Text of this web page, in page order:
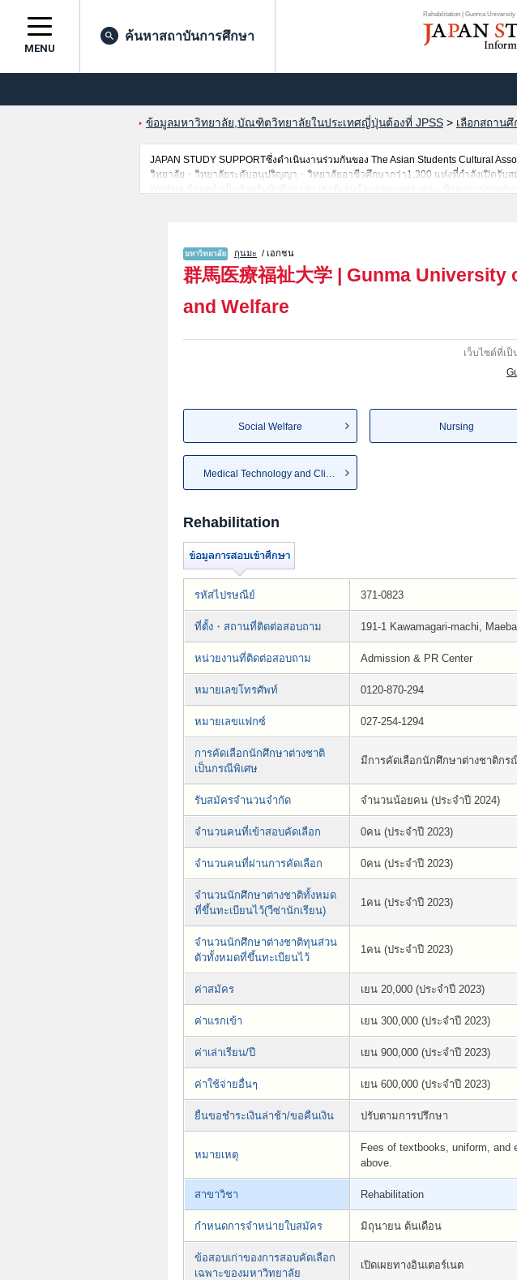
Rehabilitation | Gunma
MENU
ค้นหาสถาบันการศึกษา
ข้อมูลมหาวิทยาลัย,บัณฑิตวิทยาลัยในประเทศญี่ปุ่นต้องที่ JPSS > เลือกสถาน
JAPAN STUDY SUPPORTซึ่งดำเนินงานร่วมกันของ The Asian Students Cultural
วิทยาลัย・วิทยาลัยระดับอนุปริญญา・วิทยาลัยอาชีวศึกษากว่า1,300 แห่งที่กำลังเปิดรับ
Welfare,ข้อมูลจำเป็นสำหรับนักศึกษาต่างชาติเช่นข้อมูลของแต่ละคณะ,ข้อมูลการสอบคั
กุนมะ / เอกชน
群馬医療福祉大学 | Gunma University
and Welfare
เว็บไซต์ที่เป็
Social Welfare Nursing
Rehabilitation
รหัสไปรษณีย์ 371-0823
ที่ตั้ง・สถานที่ติดต่อสอบถาม 191-1 Kawamagari-machi,
หน่วยงานที่ติดต่อสอบถาม Admission & PR Center
หมายเลขโทรศัพท์ 0120-870-294
หมายเลขแฟกซ์ 027-254-1294
การคัดเลือกนักศึกษาต่างชาติ
เป็นกรณีพิเศษ
มีการคัดเลือกนักศึกษาต่างชาติกร
รับสมัครจำนวนจำกัด จำนวนน้อยคน (ประจำปี 2024)
จำนวนคนที่เข้าสอบคัดเลือก 0คน (ประจำปี 2023)
จำนวนคนที่ผ่านการคัดเลือก 0คน (ประจำปี 2023)
จำนวนนักศึกษาต่างชาติทั้งหมด
ที่ขึ้นทะเบียนไว้(วีซ่านักเรียน)
1คน (ประจำปี 2023)
จำนวนนักศึกษาต่างชาติทุนส่วน
ตัวทั้งหมดที่ขึ้นทะเบียนไว้
1คน (ประจำปี 2023)
ค่าสมัคร เยน 20,000 (ประจำปี 2023)
ค่าแรกเข้า เยน 300,000 (ประจำปี 2023)
ค่าเล่าเรียน/ปี เยน 900,000 (ประจำปี 2023)
ค่าใช้จ่ายอื่นๆ เยน 600,000 (ประจำปี 2023)
ยื่นขอชำระเงินล่าช้า/ขอคืนเงิน ปรับตามการปรึกษา
หมายเหตุ
Fees of textbooks, uniform, and
above.
สาขาวิชา Rehabilitation
กำหนดการจำหน่ายใบสมัคร มิถุนายน ต้นเดือน
ข้อสอบเก่าของการสอบคัดเลือก
เฉพาะของมหาวิทยาลัย
เปิดเผยทางอินเตอร์เนต